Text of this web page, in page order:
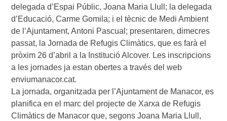
delegada d’Espai Públic, Joana Maria Llull; la delegada
d’Educació, Carme Gomila; i el tècnic de Medi Ambient
de l’Ajuntament, Antoni Pascual; presentaren, dimecres
passat, la Jornada de Refugis Climàtics, que es farà el
pròxim 26 d’abril a la Institució Alcover. Les inscripcions
a les jornades ja estan obertes a través del web
enviumanacor.cat.
La jornada, organitzada per l’Ajuntament de Manacor, es
planifica en el marc del projecte de Xarxa de Refugis
Climàtics de Manacor que, segons Joana Maria Llull,